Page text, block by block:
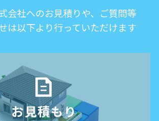
会社へのお見積りや、ご質問等
は以下より行っていただけます
お見積もり